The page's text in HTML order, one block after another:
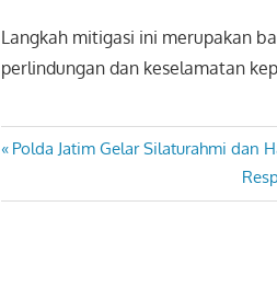
Langkah mitigasi ini merupakan
perlindungan dan keselamatan
Navigasi
pos
Previous
Polda Jatim Gelar Silaturahmi dan
Next
Post: